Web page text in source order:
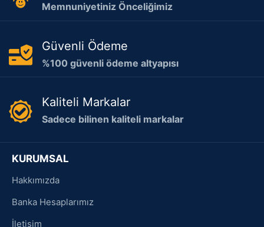
Memnuniyetiniz Önceliğimiz
Güvenli Ödeme
%100 güvenli ödeme altyapısı
Kaliteli Markalar
Sadece bilinen kaliteli markalar
KURUMSAL
Hakkımızda
Banka Hesaplarımız
İletişim